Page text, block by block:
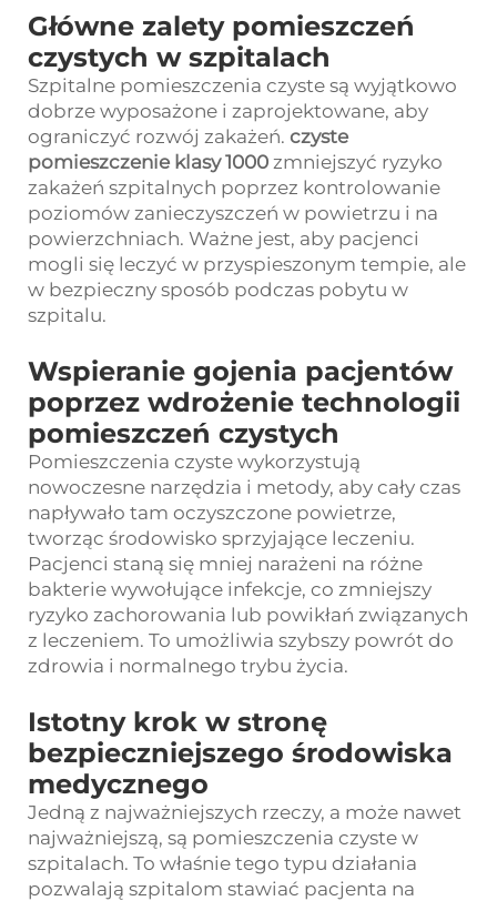
Główne zalety pomieszczeń
czystych w szpitalach
Szpitalne pomieszczenia czyste są wyjątkowo
dobrze wyposażone i zaprojektowane, aby
ograniczyć rozwój zakażeń. czyste
pomieszczenie klasy 1000 zmniejszyć ryzyko
zakażeń szpitalnych poprzez kontrolowanie
poziomów zanieczyszczeń w powietrzu i na
powierzchniach. Ważne jest, aby pacjenci
mogli się leczyć w przyspieszonym tempie, ale
w bezpieczny sposób podczas pobytu w
szpitalu.
Wspieranie gojenia pacjentów
poprzez wdrożenie technologii
pomieszczeń czystych
Pomieszczenia czyste wykorzystują
nowoczesne narzędzia i metody, aby cały czas
napływało tam oczyszczone powietrze,
tworząc środowisko sprzyjające leczeniu.
Pacjenci staną się mniej narażeni na różne
bakterie wywołujące infekcje, co zmniejszy
ryzyko zachorowania lub powikłań związanych
z leczeniem. To umożliwia szybszy powrót do
zdrowia i normalnego trybu życia.
Istotny krok w stronę
bezpieczniejszego środowiska
medycznego
Jedną z najważniejszych rzeczy, a może nawet
najważniejszą, są pomieszczenia czyste w
szpitalach. To właśnie tego typu działania
pozwalają szpitalom stawiać pacjenta na